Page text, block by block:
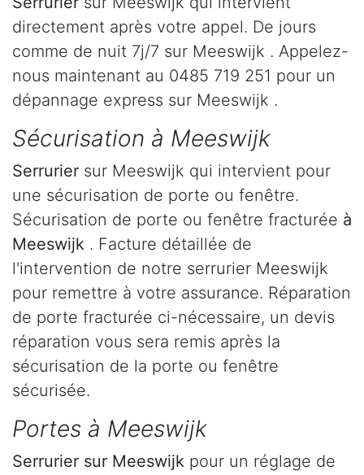
directement après votre appel. De jours
comme de nuit 7j/7 sur Meeswijk . Appelez-
nous maintenant au 0485 719 251 pour un
dépannage express sur Meeswijk .
Sécurisation à Meeswijk
Serrurier sur Meeswijk qui intervient pour
une sécurisation de porte ou fenêtre.
Sécurisation de porte ou fenêtre fracturée à
Meeswijk . Facture détaillée de
l'intervention de notre serrurier Meeswijk
pour remettre à votre assurance. Réparation
de porte fracturée ci-nécessaire, un devis
réparation vous sera remis après la
sécurisation de la porte ou fenêtre
sécurisée.
Portes à Meeswijk
Serrurier sur Meeswijk pour un réglage de